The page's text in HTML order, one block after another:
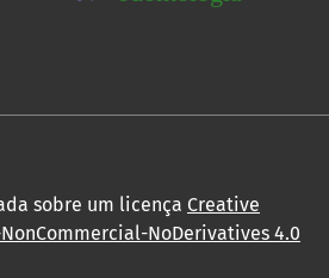
sobre um licença Creative
NoDerivatives 4.0